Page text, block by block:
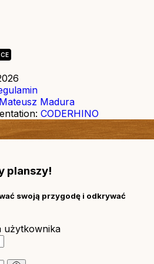
Madura
CODERHINO
planszy!
swoją przygodę i odkrywać
użytkownika